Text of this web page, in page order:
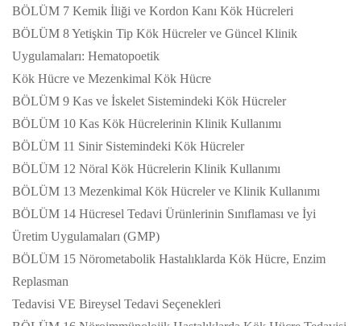
BÖLÜM 7 Kemik İliği ve Kordon Kanı Kök Hücreleri
BÖLÜM 8 Yetişkin Tip Kök Hücreler ve Güncel Klinik
Uygulamaları: Hematopoetik
Kök Hücre ve Mezenkimal Kök Hücre
BÖLÜM 9 Kas ve İskelet Sistemindeki Kök Hücreler
BÖLÜM 10 Kas Kök Hücrelerinin Klinik Kullanımı
BÖLÜM 11 Sinir Sistemindeki Kök Hücreler
BÖLÜM 12 Nöral Kök Hücrelerin Klinik Kullanımı
BÖLÜM 13 Mezenkimal Kök Hücreler ve Klinik Kullanımı
BÖLÜM 14 Hücresel Tedavi Ürünlerinin Sınıflaması ve İyi
Üretim Uygulamaları (GMP)
BÖLÜM 15 Nörometabolik Hastalıklarda Kök Hücre, Enzim
Replasman
Tedavisi VE Bireysel Tedavi Seçenekleri